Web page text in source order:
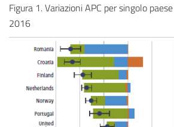
Figura 1. Variazioni APC per singolo
2016